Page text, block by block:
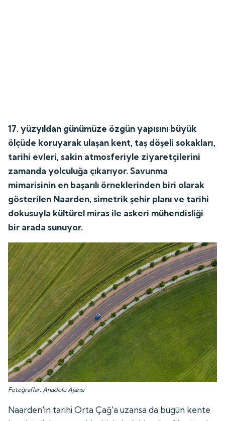
17. yüzyıldan günümüze özgün yapısını büyük
ölçüde koruyarak ulaşan kent, taş döşeli sokakları,
tarihi evleri, sakin atmosferiyle ziyaretçilerini
zamanda yolculuğa çıkarıyor. Savunma
mimarisinin en başarılı örneklerinden biri olarak
gösterilen Naarden, simetrik şehir planı ve tarihi
dokusuyla kültürel miras ile askeri mühendisliği
bir arada sunuyor.
Fotoğraflar: Anadolu Ajansı
Naarden'in tarihi Orta Çağ'a uzansa da bugün kente